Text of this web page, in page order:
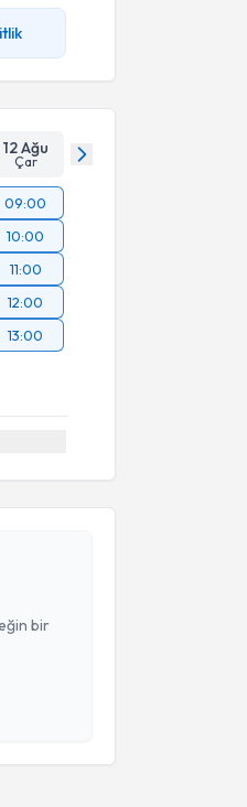
12 Ağu
Çar
09:00
10:00
11:00
12:00
13:00
bir
oluşturun. Size
e-
Metni